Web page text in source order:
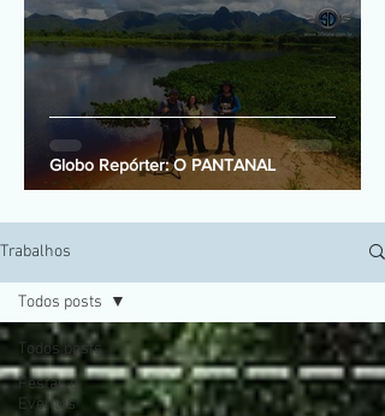
Globo Repórter: O PANTANAL
Trabalhos
Todos posts
Festas e
Eventos
Todos posts